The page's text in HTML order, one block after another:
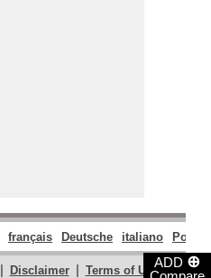
ADD ⊕
français Deutsche italiano
| Disclaimer | Terms of Use |